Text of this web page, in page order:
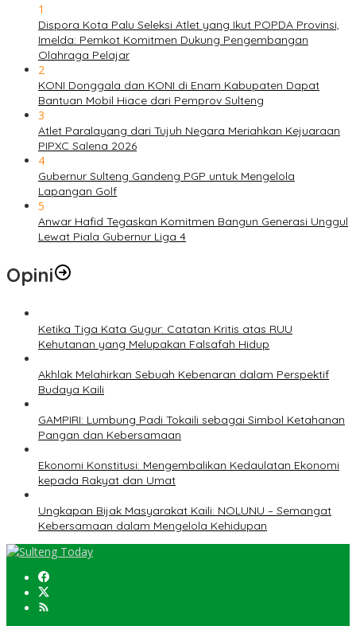
1
Dispora Kota Palu Seleksi Atlet yang Ikut POPDA Provinsi,
Imelda: Pemkot Komitmen Dukung Pengembangan
Olahraga Pelajar
2
KONI Donggala dan KONI di Enam Kabupaten Dapat
Bantuan Mobil Hiace dari Pemprov Sulteng
3
Atlet Paralayang dari Tujuh Negara Meriahkan Kejuaraan
PIPXC Salena 2026
4
Gubernur Sulteng Gandeng PGP untuk Mengelola
Lapangan Golf
5
Anwar Hafid Tegaskan Komitmen Bangun Generasi Unggul
Lewat Piala Gubernur Liga 4
Opini
Ketika Tiga Kata Gugur: Catatan Kritis atas RUU
Kehutanan yang Melupakan Falsafah Hidup
Akhlak Melahirkan Sebuah Kebenaran dalam Perspektif
Budaya Kaili
GAMPIRI: Lumbung Padi Tokaili sebagai Simbol Ketahanan
Pangan dan Kebersamaan
Ekonomi Konstitusi: Mengembalikan Kedaulatan Ekonomi
kepada Rakyat dan Umat
Ungkapan Bijak Masyarakat Kaili: NOLUNU – Semangat
Kebersamaan dalam Mengelola Kehidupan